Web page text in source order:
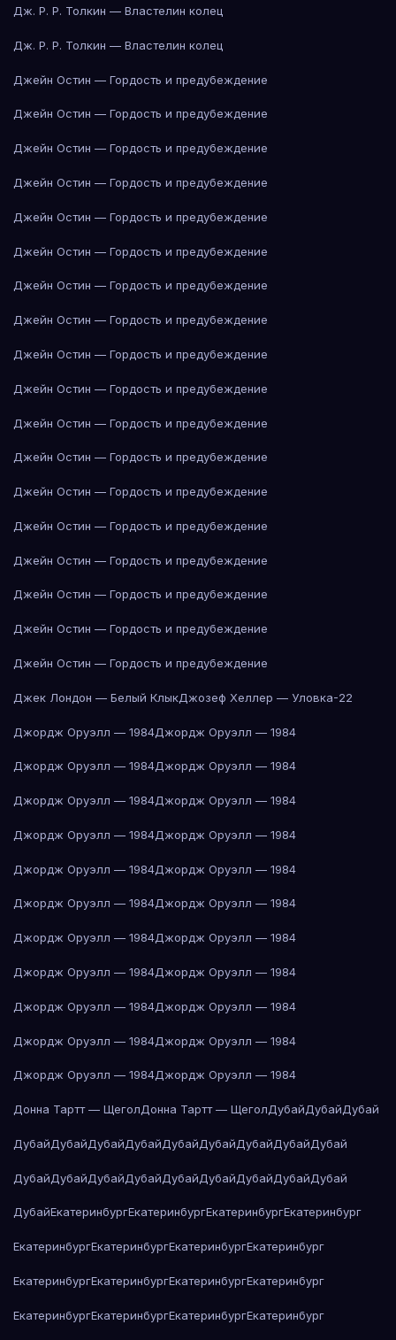
Дж. Р. Р. Толкин — Властелин колец
Дж. Р. Р. Толкин — Властелин колец
Джейн Остин — Гордость и предубеждение
Джейн Остин — Гордость и предубеждение
Джейн Остин — Гордость и предубеждение
Джейн Остин — Гордость и предубеждение
Джейн Остин — Гордость и предубеждение
Джейн Остин — Гордость и предубеждение
Джейн Остин — Гордость и предубеждение
Джейн Остин — Гордость и предубеждение
Джейн Остин — Гордость и предубеждение
Джейн Остин — Гордость и предубеждение
Джейн Остин — Гордость и предубеждение
Джейн Остин — Гордость и предубеждение
Джейн Остин — Гордость и предубеждение
Джейн Остин — Гордость и предубеждение
Джейн Остин — Гордость и предубеждение
Джейн Остин — Гордость и предубеждение
Джейн Остин — Гордость и предубеждение
Джейн Остин — Гордость и предубеждение
Джек Лондон — Белый КлыкДжозеф Хеллер — Уловка-22
Джордж Оруэлл — 1984Джордж Оруэлл — 1984
Джордж Оруэлл — 1984Джордж Оруэлл — 1984
Джордж Оруэлл — 1984Джордж Оруэлл — 1984
Джордж Оруэлл — 1984Джордж Оруэлл — 1984
Джордж Оруэлл — 1984Джордж Оруэлл — 1984
Джордж Оруэлл — 1984Джордж Оруэлл — 1984
Джордж Оруэлл — 1984Джордж Оруэлл — 1984
Джордж Оруэлл — 1984Джордж Оруэлл — 1984
Джордж Оруэлл — 1984Джордж Оруэлл — 1984
Джордж Оруэлл — 1984Джордж Оруэлл — 1984
Джордж Оруэлл — 1984Джордж Оруэлл — 1984
Донна Тартт — ЩеголДонна Тартт — ЩеголДубайДубайДубай
ДубайДубайДубайДубайДубайДубайДубайДубайДубай
ДубайДубайДубайДубайДубайДубайДубайДубайДубай
ДубайЕкатеринбургЕкатеринбургЕкатеринбургЕкатеринбург
ЕкатеринбургЕкатеринбургЕкатеринбургЕкатеринбург
ЕкатеринбургЕкатеринбургЕкатеринбургЕкатеринбург
ЕкатеринбургЕкатеринбургЕкатеринбургЕкатеринбург